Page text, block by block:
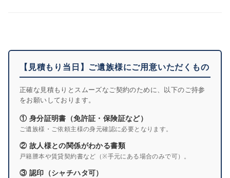
【見積もり当日】ご遺族様にご用意いただくもの
正確な見積もりとスムーズなご契約のために、以下のご持参
をお願いしております。
① 身分証明書（免許証・保険証など）
ご遺族様・ご依頼主様の身元確認に必要となります。
② 故人様との関係がわかる書類
戸籍謄本や賃貸契約書など（※手元にある場合のみで可）。
③ 認印（シャチハタ可）